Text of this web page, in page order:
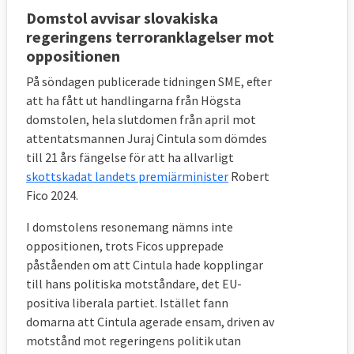
samma Siepsrapport.
3. Hur hanterar EU misstänkt bristande
rättsstatlighet i ett medlemsland?
Det finns fyra huvudsakliga arenor att hantera
bristande rättsstatlighet inom EU: EU-
domstolen, EU-kommissionen,
ministerrådet/Europaparlamentet och
Europeiska rådet.
För det första
medlemsstat som bryter mot konkreta EU-
regler om rättsstatlighet.
För det andra
kan EU-kommissionen
en särskild dialog för att avvärja ett systemhot
mot rättsstatsprincipen i en medlemsstat. Det
handlar inte om enskilda brott mot de
Domstol avvisar slovakiska
regeringens terroranklagelser mot
oppositionen
På söndagen publicerade tidningen SME, efter
att ha fått ut handlingarna från Högsta
domstolen, hela slutdomen från april mot
attentatsmannen Juraj Cintula som dömdes
till 21 års fängelse för att ha allvarligt
skottskadat landets premiärminister Robert
Fico 2024.
I domstolens resonemang nämns inte
oppositionen, trots Ficos upprepade
påståenden om att Cintula hade kopplingar
till hans politiska motståndare, det EU-
positiva liberala partiet. Istället fann
domarna att Cintula agerade ensam, driven av
motstånd mot regeringens politik utan